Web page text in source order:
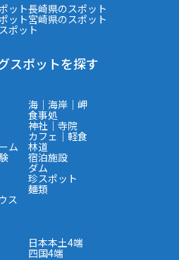
ット長崎県のスポット
ット宮崎県のスポット
ポット
スポットを探す
海｜海岸｜岬
食事処
神社｜寺院
カフェ｜軽食
ム 林道
宿泊施設
ダム
珍スポット
麺類
ス
日本本土4端
四国4端